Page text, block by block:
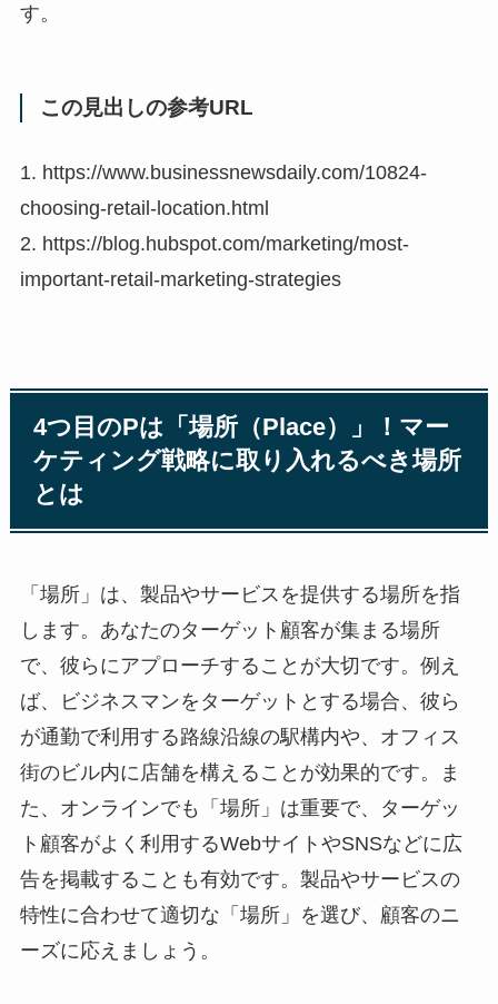
す。
この見出しの参考URL
1. https://www.businessnewsdaily.com/10824-
choosing-retail-location.html
2. https://blog.hubspot.com/marketing/most-
important-retail-marketing-strategies
4つ目のPは「場所（Place）」！マー
ケティング戦略に取り入れるべき場所
とは
「場所」は、製品やサービスを提供する場所を指
します。あなたのターゲット顧客が集まる場所
で、彼らにアプローチすることが大切です。例え
ば、ビジネスマンをターゲットとする場合、彼ら
が通勤で利用する路線沿線の駅構内や、オフィス
街のビル内に店舗を構えることが効果的です。ま
た、オンラインでも「場所」は重要で、ターゲッ
ト顧客がよく利用するWebサイトやSNSなどに広
告を掲載することも有効です。製品やサービスの
特性に合わせて適切な「場所」を選び、顧客のニ
ーズに応えましょう。